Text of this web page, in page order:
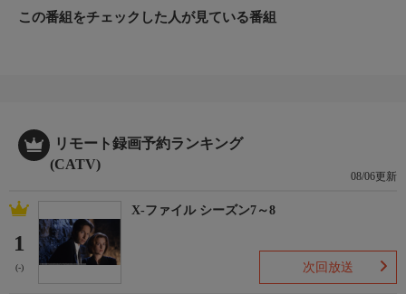
この番組をチェックした人が見ている番組
リモート録画予約ランキング
(CATV)
08/06更新
1
(-)
X-ファイル シーズン7～8
次回放送